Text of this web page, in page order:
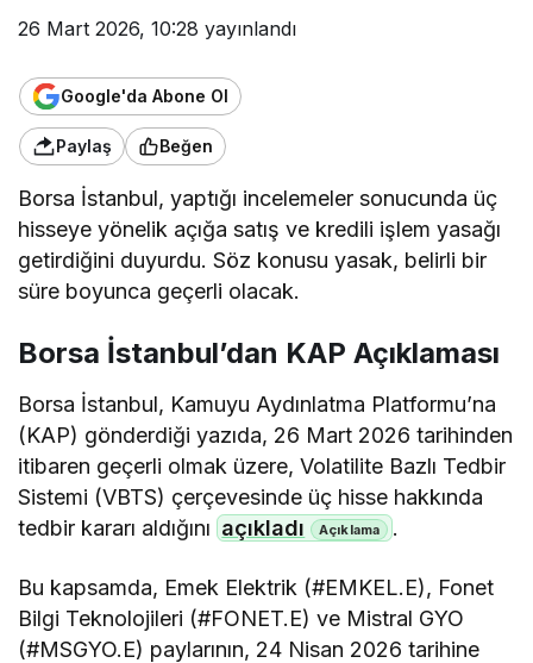
26 Mart 2026, 10:28 yayınlandı
Google'da Abone Ol
Paylaş Beğen
Borsa İstanbul, yaptığı incelemeler sonucunda üç
hisseye yönelik açığa satış ve kredili işlem yasağı
getirdiğini duyurdu. Söz konusu yasak, belirli bir
süre boyunca geçerli olacak.
Borsa İstanbul’dan KAP Açıklaması
Borsa İstanbul, Kamuyu Aydınlatma Platformu’na
(KAP) gönderdiği yazıda, 26 Mart 2026 tarihinden
itibaren geçerli olmak üzere, Volatilite Bazlı Tedbir
Sistemi (VBTS) çerçevesinde üç hisse hakkında
tedbir kararı aldığını açıkladı .
Bu kapsamda, Emek Elektrik (#EMKEL.E), Fonet
Bilgi Teknolojileri (#FONET.E) ve Mistral GYO
(#MSGYO.E) paylarının, 24 Nisan 2026 tarihine